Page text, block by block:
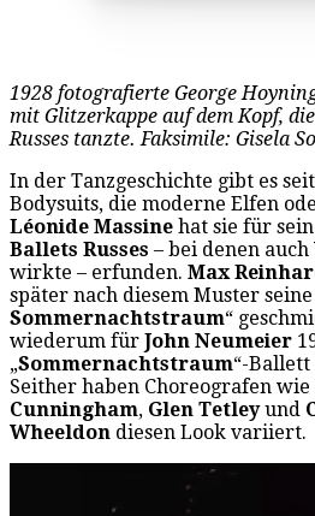
1928 fotografierte George
mit Glitzerkappe auf dem Kopf,
Russes tanzte. Faksimile: Gisela
In der Tanzgeschichte gibt es
Bodysuits, die moderne Elfen
Léonide Massine hat sie für
Ballets Russes – bei denen auch
wirkte – erfunden. Max
später nach diesem Muster
Sommernachtstraum“
wiederum für John Neumeier
„Sommernachtstraum“-
Seither haben Choreografen wie
Cunningham, Glen Tetleyund
Wheeldon diesen Look variiert.